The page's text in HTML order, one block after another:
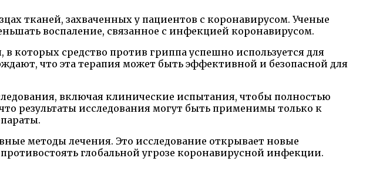
тканей, захваченных у пациентов с коронавирусом. Ученые
воспаление, связанное с инфекцией коронавирусом.
которых средство против гриппа успешно используется для
что эта терапия может быть эффективной и безопасной для
включая клинические испытания, чтобы полностью
результаты исследования могут быть применимы только к
методы лечения. Это исследование открывает новые
глобальной угрозе коронавирусной инфекции.